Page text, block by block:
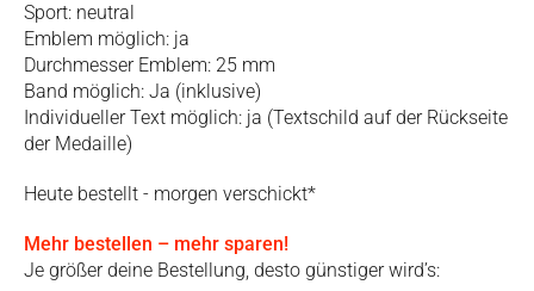
Sport: neutral
Emblem möglich: ja
Durchmesser Emblem: 25 mm
Band möglich: Ja (inklusive)
Individueller Text möglich: ja (Textschild auf der Rückseite
der Medaille)
Heute bestellt - morgen verschickt*
Mehr bestellen – mehr sparen!
Je größer deine Bestellung, desto günstiger wird’s: